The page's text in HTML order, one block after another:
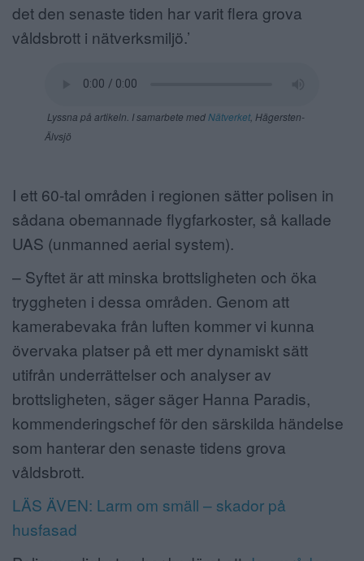
det den senaste tiden har varit flera grova
våldsbrott i nätverksmiljö.’
Lyssna på artikeln. I samarbete medNätverket, Hägersten-
Älvsjö
I ett 60-tal områden i regionen sätter polisen in
sådana obemannade flygfarkoster, så kallade
UAS (unmanned aerial system).
– Syftet är att minska brottsligheten och öka
tryggheten i dessa områden. Genom att
kamerabevaka från luften kommer vi kunna
övervaka platser på ett mer dynamiskt sätt
utifrån underrättelser och analyser av
brottsligheten, säger säger Hanna Paradis,
kommenderingschef för den särskilda händelse
som hanterar den senaste tidens grova
våldsbrott.
LÄS ÄVEN: Larm om smäll – skador på
husfasad